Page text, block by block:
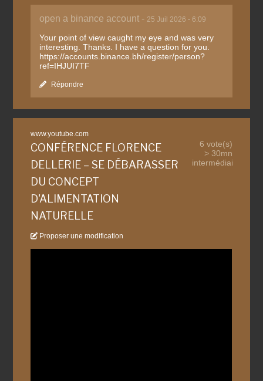
open a binance account - 25 Juil 2026 - 6:09
Your point of view caught my eye and was very
interesting. Thanks. I have a question for you.
https://accounts.binance.bh/register/person?
ref=IHJUI7TF
Répondre
www.youtube.com
CONFÉRENCE FLORENCE
DELLERIE – SE DÉBARASSER
DU CONCEPT
D'ALIMENTATION
NATURELLE
Proposer une modification
6 vote(s)
> 30mn
intermédiaire